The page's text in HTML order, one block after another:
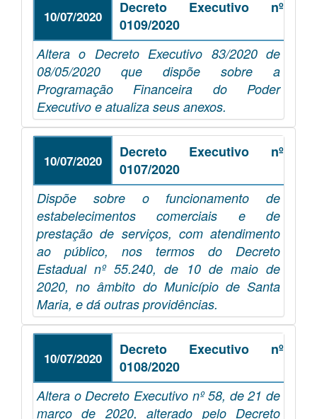
10/07/2020
Decreto Executivo nº
0109/2020
Altera o Decreto Executivo 83/2020 de
08/05/2020 que dispõe sobre a
Programação Financeira do Poder
Executivo e atualiza seus anexos.
10/07/2020
Decreto Executivo nº
0107/2020
Dispõe sobre o funcionamento de
estabelecimentos comerciais e de
prestação de serviços, com atendimento
ao público, nos termos do Decreto
Estadual nº 55.240, de 10 de maio de
2020, no âmbito do Município de Santa
Maria, e dá outras providências.
10/07/2020
Decreto Executivo nº
0108/2020
Altera o Decreto Executivo nº 58, de 21 de
março de 2020, alterado pelo Decreto